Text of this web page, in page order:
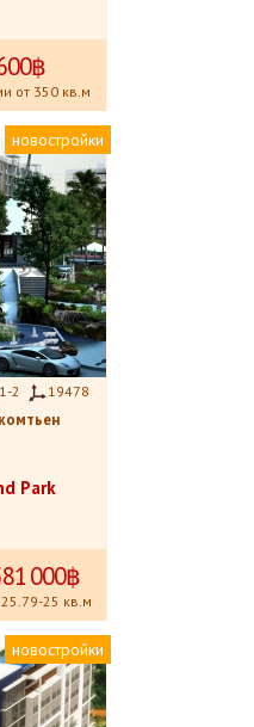
฿
от 350 кв.м
1-2 19478
Park
000฿
25 кв.м
новостройки
новостройки